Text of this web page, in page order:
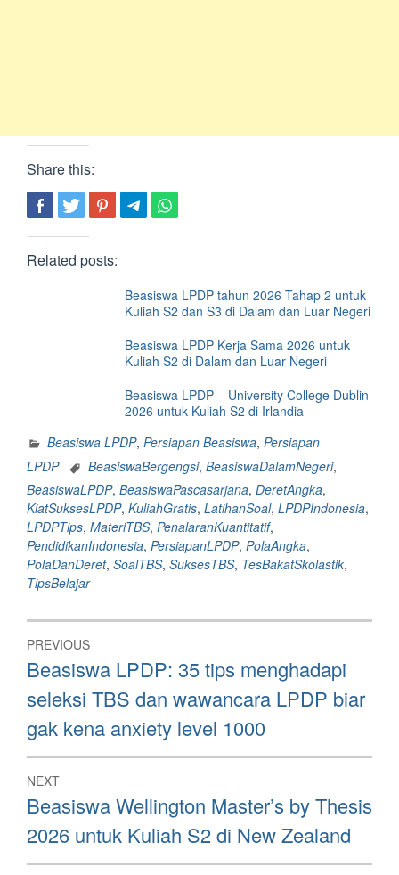
Share this:
Related posts:
Beasiswa LPDP tahun 2026 Tahap 2 untuk
Kuliah S2 dan S3 di Dalam dan Luar Negeri
Beasiswa LPDP Kerja Sama 2026 untuk
Kuliah S2 di Dalam dan Luar Negeri
Beasiswa LPDP – University College Dublin
2026 untuk Kuliah S2 di Irlandia
Beasiswa LPDP, Persiapan Beasiswa, Persiapan
LPDP
BeasiswaBergengsi, BeasiswaDalamNegeri,
BeasiswaLPDP, BeasiswaPascasarjana, DeretAngka,
KiatSuksesLPDP, KuliahGratis, LatihanSoal, LPDPIndonesia,
LPDPTips, MateriTBS, PenalaranKuantitatif,
PendidikanIndonesia, PersiapanLPDP, PolaAngka,
PolaDanDeret, SoalTBS, SuksesTBS, TesBakatSkolastik,
TipsBelajar
Post
navigation
PREVIOUS
Previous
post:
Beasiswa LPDP: 35 tips menghadapi
seleksi TBS dan wawancara LPDP biar
gak kena anxiety level 1000
NEXT
Next
post:
Beasiswa Wellington Master’s by Thesis
2026 untuk Kuliah S2 di New Zealand